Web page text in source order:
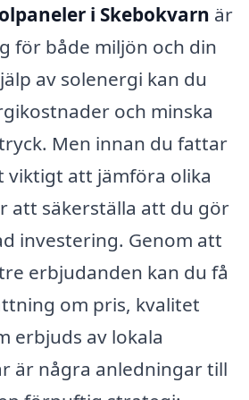
i Skebokvarn är
för både miljön och din
av solenergi kan du
och minska
Men innan du fattar
viktigt att jämföra olika
att säkerställa att du gör
investering. Genom att
erbjudanden kan du få
om pris, kvalitet
erbjuds av lokala
är några anledningar till